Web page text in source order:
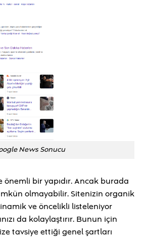
News Sonucu
bir yapıdır. Ancak burada
olmayabilir. Sitenizin organik
ve öncelikli listeleniyor
da kolaylaştırır. Bunun için
tavsiye ettiği genel şartları